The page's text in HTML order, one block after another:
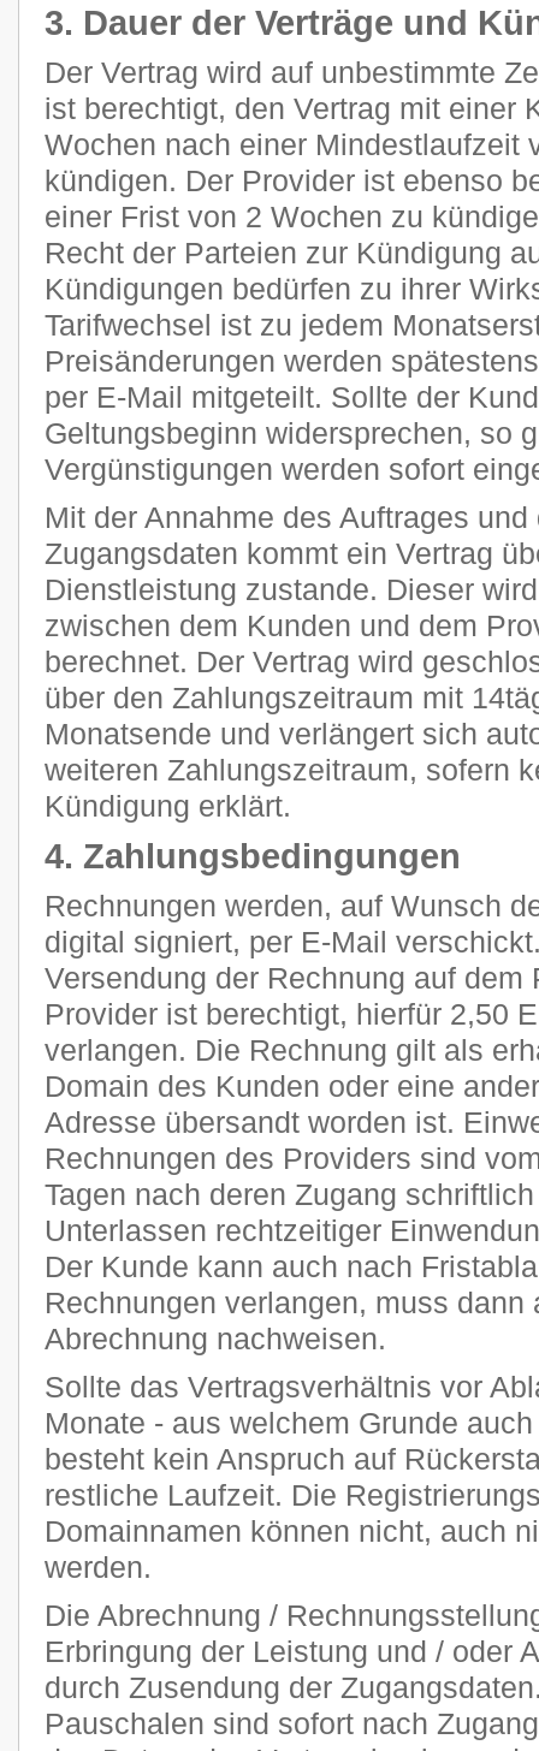
3. Dauer der Verträge und
Der Vertrag wird auf unbestimmte
ist berechtigt, den Vertrag mit einer
Wochen nach einer Mindestlaufzeit
kündigen. Der Provider ist ebenso
einer Frist von 2 Wochen zu
Recht der Parteien zur Kündigung
Kündigungen bedürfen zu ihrer
Tarifwechsel ist zu jedem
Preisänderungen werden
per E-Mail mitgeteilt. Sollte der
Geltungsbeginn widersprechen, so
Vergünstigungen werden sofort
Mit der Annahme des Auftrages und
Zugangsdaten kommt ein Vertrag
Dienstleistung zustande. Dieser
zwischen dem Kunden und dem
berechnet. Der Vertrag wird
über den Zahlungszeitraum mit
Monatsende und verlängert sich
weiteren Zahlungszeitraum, sofern
Kündigung erklärt.
4. Zahlungsbedingungen
Rechnungen werden, auf Wunsch
digital signiert, per E-Mail
Versendung der Rechnung auf dem
Provider ist berechtigt, hierfür 2,50
verlangen. Die Rechnung gilt als
Domain des Kunden oder eine
Adresse übersandt worden ist.
Rechnungen des Providers sind
Tagen nach deren Zugang
Unterlassen rechtzeitiger
Der Kunde kann auch nach
Rechnungen verlangen, muss
Abrechnung nachweisen.
Sollte das Vertragsverhältnis vor
Monate - aus welchem Grunde
besteht kein Anspruch auf
restliche Laufzeit. Die
Domainnamen können nicht, auch
werden.
Die Abrechnung /
Erbringung der Leistung und / oder
durch Zusendung der
Pauschalen sind sofort nach